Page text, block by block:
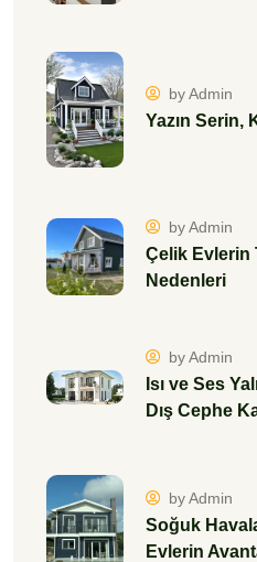
by Admin
Yazın Serin,
by Admin
Çelik Evlerin
Nedenleri
by Admin
Isı ve Ses
Dış Cephe
by Admin
Soğuk
Evlerin